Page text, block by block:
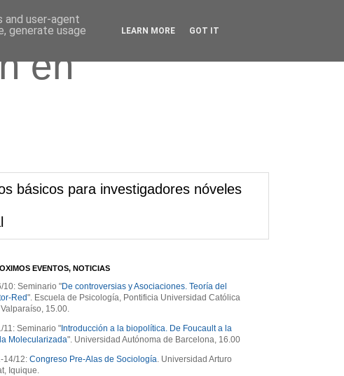
en
básicos para investigadores nóveles
EVENTOS, NOTICIAS
10: Seminario "De controversias y Asociaciones. Teoría del
Red". Escuela de Psicología, Pontificia Universidad Católica
15.00.
11: Seminario " Introducción a la biopolítica. De Foucault a la
Molecularizada". Universidad Autónoma de Barcelona, 16.00
14/12: Congreso Pre-Alas de Sociología. Universidad Arturo
Iquique.
and user-agent
generate usage
LEARN MORE GOT IT